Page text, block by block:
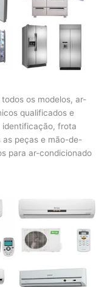
todos os modelos, ar-
qualificados e
identificação, frota
as peças e mão-de-
para ar-condicionado